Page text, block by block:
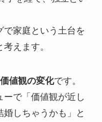
家庭という土台を
えます。
値観の変化です。
ーで「価値観が近し
しちゃうかも」と